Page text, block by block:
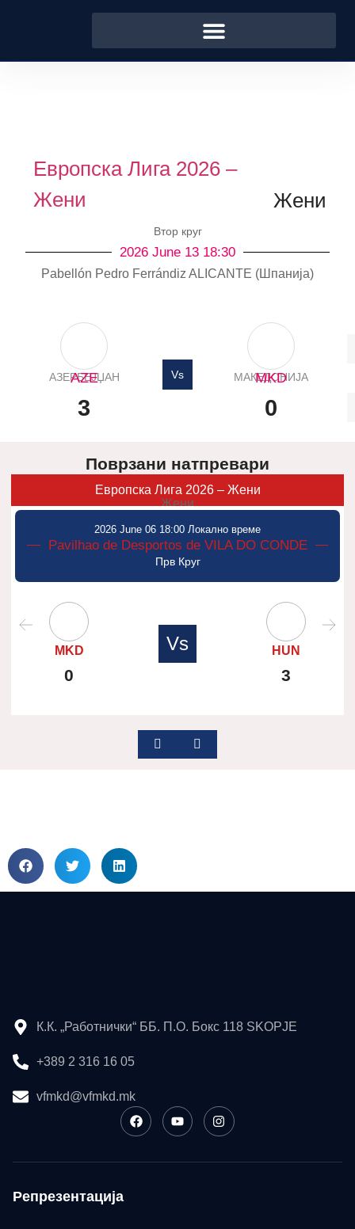
Европска Лига 2026 –
Жени
Жени
Втор круг
2026 June 13 18:30
Pabellón Pedro Ferrándiz ALICANTE (Шпанија)
АЗЕРБЕЈЏАН
AZE
3
Vs МАКЕДОНИЈА
MKD
0
Поврзани натпревари
Европска Лига 2026 – Жени
Жени
2026 June 06 18:00 Локално време
Pavilhao de Desportos de VILA DO CONDE
Прв Круг
MKD
0
Vs HUN
3
К.К. „Работнички“ ББ. П.О. Бокс 118 SKOPJE
+389 2 316 16 05
vfmkd@vfmkd.mk
Репрезентација